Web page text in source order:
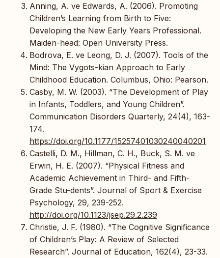
Anning, A. ve Edwards, A. (2006). Promoting
Children’s Learning from Birth to Five:
Developing the New Early Years Professional.
Maiden-head: Open University Press.
Bodrova, E. ve Leong, D. J. (2007). Tools of the
Mind: The Vygots-kian Approach to Early
Childhood Education. Columbus, Ohio: Pearson.
Casby, M. W. (2003). “The Development of Play
in Infants, Toddlers, and Young Children”.
Communication Disorders Quarterly, 24(4), 163-
174.
https://doi.org/10.1177/15257401030240040201
Castelli, D. M., Hillman, C. H., Buck, S. M. ve
Erwin, H. E. (2007). “Physical Fitness and
Academic Achievement in Third- and Fifth-
Grade Stu-dents”. Journal of Sport & Exercise
Psychology, 29, 239-252.
http://doi.org/10.1123/jsep.29.2.239
Christie, J. F. (1980). “The Cognitive Significance
of Children’s Play: A Review of Selected
Research”. Journal of Education, 162(4), 23-33.